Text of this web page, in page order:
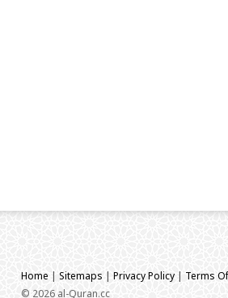
Home | Sitemaps | Privacy Policy | Terms
© 2026 al-Quran.cc